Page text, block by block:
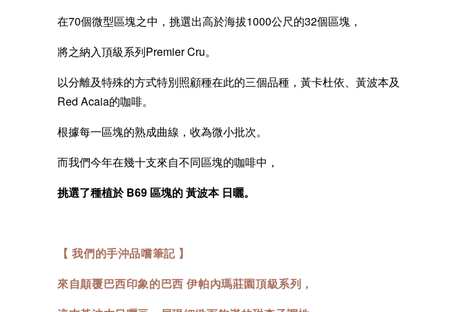
在70個微型區塊之中，挑選出高於海拔1000公尺的32個區塊，
將之納入頂級系列Premier Cru。
以分離及特殊的方式特別照顧種在此的三個品種，黃卡杜依、黃波本及
Red Acaia的咖啡。
根據每一區塊的熟成曲線，收為微小批次。
而我們今年在幾十支來自不同區塊的咖啡中，
挑選了種植於 B69 區塊的 黃波本 日曬。
【 我們的手沖品嚐筆記 】
來自顛覆巴西印象的巴西 伊帕內瑪莊園頂級系列，